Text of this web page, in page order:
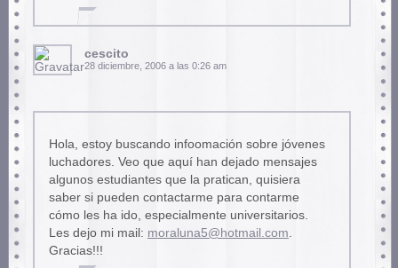
cescito
28 diciembre, 2006 a las 0:26 am
Hola, estoy buscando infoomación sobre jóvenes
luchadores. Veo que aquí han dejado mensajes
algunos estudiantes que la pratican, quisiera
saber si pueden contactarme para contarme
cómo les ha ido, especialmente universitarios.
Les dejo mi mail: moraluna5@hotmail.com
Gracias!!!